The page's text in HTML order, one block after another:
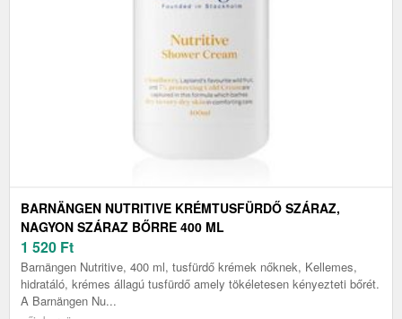
BARNÄNGEN NUTRITIVE KRÉMTUSFÜRDŐ SZÁRAZ,
NAGYON SZÁRAZ BŐRRE 400 ML
1 520 Ft
Barnängen Nutritive, 400 ml, tusfürdő krémek nőknek, Kellemes,
hidratáló, krémes állagú tusfürdő amely tökéletesen kényezteti bőrét.
A Barnängen Nu...